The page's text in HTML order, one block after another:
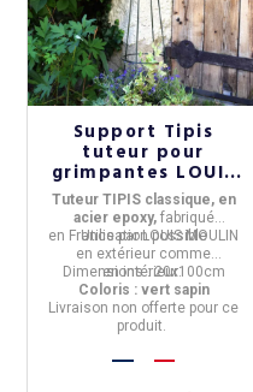
Support Tipis
tuteur pour
grimpantes LOUIS
MOULIN en
20x100cm vert
sapin
Tuteur TIPIS classique, en
acier epoxy, fabriqué
en FranceparLOUIS MOULIN
Utilisation possible
en extérieur comme
enintérieur.
Dimensions :20x100cm
Coloris : vert sapin
Livraison non offerte pour ce
produit.